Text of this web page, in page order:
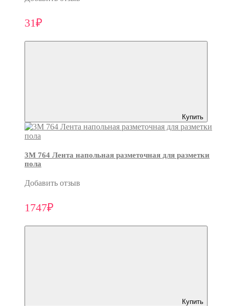
31₽
Купить
3M 764 Лента напольная разметочная для разметки
пола
Добавить отзыв
1747₽
Купить